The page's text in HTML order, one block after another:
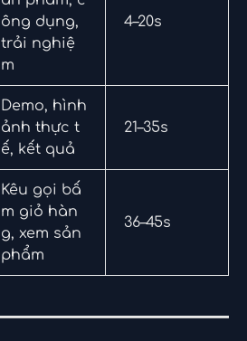
ông dụng,
trải nghiệ
m
4–20s
Demo, hình
ảnh thực t
ế, kết quả
21–35s
Kêu gọi bấ
m giỏ hàn
g, xem sản
phẩm
36–45s